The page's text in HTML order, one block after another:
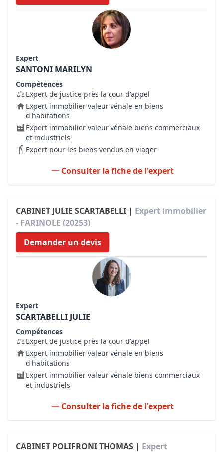
Expert
SANTONI MARILYN
Compétences
Expert de justice près la cour d'appel
Expert immobilier valeur vénale en biens
d'habitations
Expert immobilier valeur vénale biens commerciaux
et industriels
Expert pour les biens vendus en viager
Consulter la fiche de l'expert
CABINET JULIE SCARTABELLI | Expert immobilier
- FARINOLE (20253)
Demander un devis
Expert
SCARTABELLI JULIE
Compétences
Expert de justice près la cour d'appel
Expert immobilier valeur vénale en biens
d'habitations
Expert immobilier valeur vénale biens commerciaux
et industriels
Consulter la fiche de l'expert
CABINET POLIFRONI THOMAS | Expert